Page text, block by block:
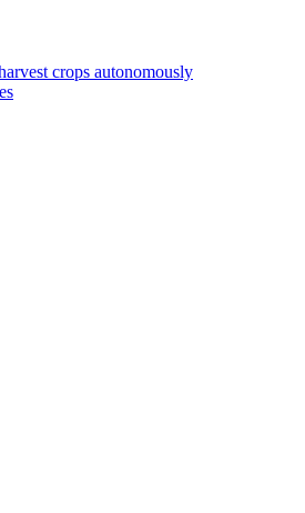
crops autonomously